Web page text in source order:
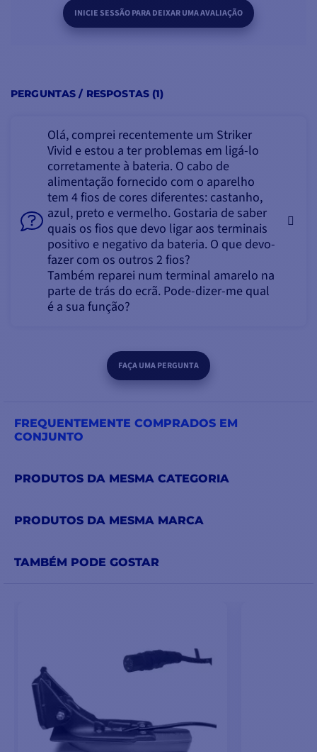
INICIE SESSÃO PARA DEIXAR UMA AVALIAÇÃO
PERGUNTAS / RESPOSTAS (1)
Olá, comprei recentemente um Striker
Vivid e estou a ter problemas em ligá-lo
corretamente à bateria. O cabo de
alimentação fornecido com o aparelho
tem 4 fios de cores diferentes: castanho,
azul, preto e vermelho. Gostaria de saber
quais os fios que devo ligar aos terminais
positivo e negativo da bateria. O que devo-
fazer com os outros 2 fios?
Também reparei num terminal amarelo na
parte de trás do ecrã. Pode-dizer-me qual
é a sua função?
FAÇA UMA PERGUNTA
FREQUENTEMENTE COMPRADOS EM
CONJUNTO
PRODUTOS DA MESMA CATEGORIA
PRODUTOS DA MESMA MARCA
TAMBÉM PODE GOSTAR